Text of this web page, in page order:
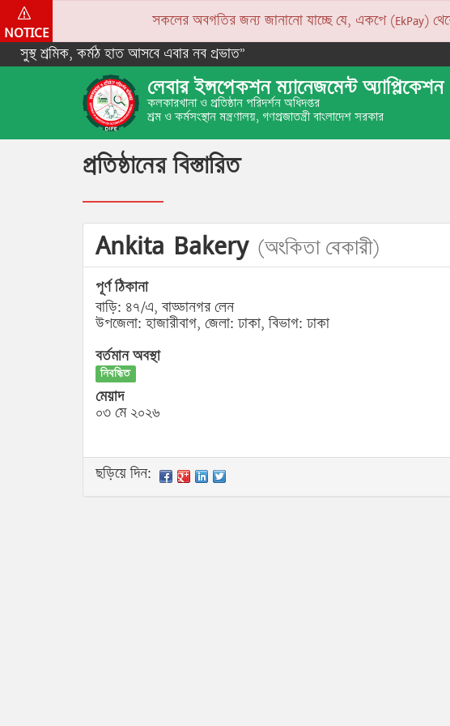
NOTICE
সকলের অবগতির জন্য জানানো যাচ্ছে যে, একপে (EkPay) থেকে
সুস্থ শ্রমিক, কর্মঠ হাত আসবে এবার নব প্রভাত”
লেবার ইন্সপেকশন ম্যানেজমেন্ট
কলকারখানা ও প্রতিষ্ঠান পরিদর্শন অধিদপ্তর
শ্রম ও কর্মসংস্থান মন্ত্রণালয়, গণপ্রজাতন্ত্রী বাংলাদেশ সরকার
প্রতিষ্ঠানের বিস্তারিত
Ankita Bakery (অংকিতা বেকারী)
পূর্ণ ঠিকানা
বাড়ি: ৪৭/এ, বাড্ডানগর লেন
উপজেলা: হাজারীবাগ, জেলা: ঢাকা, বিভাগ: ঢাকা
বর্তমান অবস্থা
নিবন্ধিত
মেয়াদ
০৩ মে ২০২৬
ছড়িয়ে দিন: